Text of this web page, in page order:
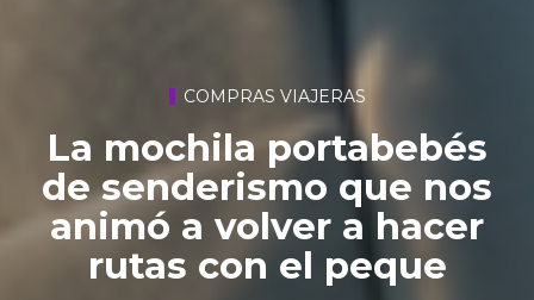
COMPRAS VIAJERAS
La mochila portabebés
de senderismo que nos
animó a volver a hacer
rutas con el peque